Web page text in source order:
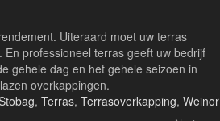
Uiteraard moet uw terras
professioneel terras geeft uw bedrijf
gehele dag en het gehele seizoen in
overkappingen.
,Terras,Terrasoverkapping,Weinor